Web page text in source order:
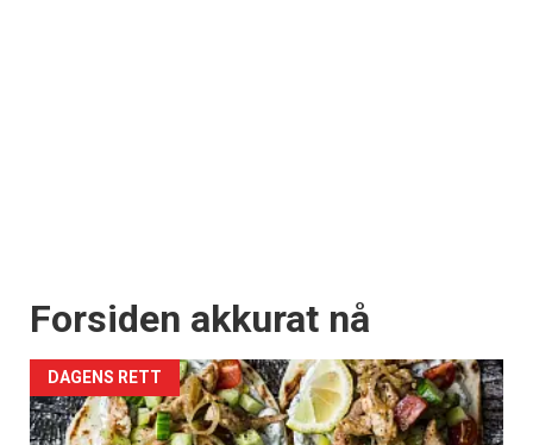
Forsiden akkurat nå
DAGENS RETT